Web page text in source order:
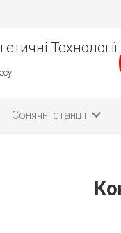
Технології
Сонячні станції